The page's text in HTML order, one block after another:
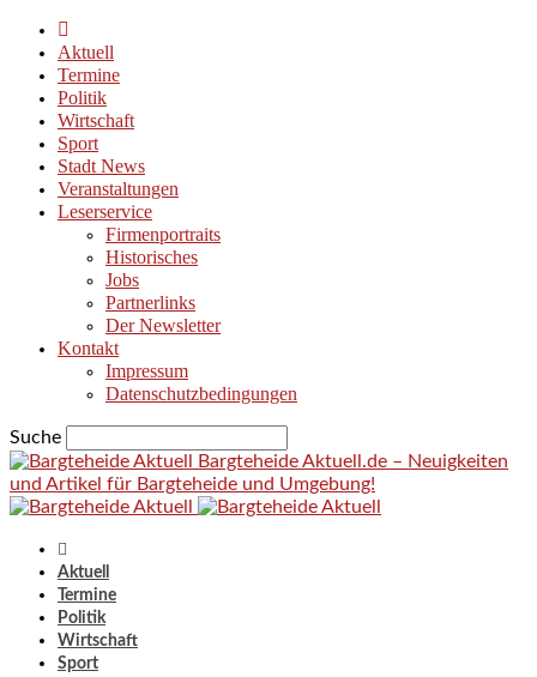
Aktuell
Termine
Politik
Wirtschaft
Sport
Stadt News
Veranstaltungen
Leserservice
Firmenportraits
Historisches
Jobs
Partnerlinks
Der Newsletter
Kontakt
Impressum
Datenschutzbedingungen
Suche
Bargteheide Aktuell.de – Neuigkeiten
und Artikel für Bargteheide und Umgebung!
Aktuell
Termine
Politik
Wirtschaft
Sport